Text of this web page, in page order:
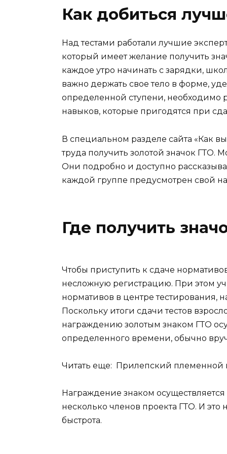
Как добиться
Над тестами работали лучшие
который имеет желание получить
каждое утро начинать с зарядки,
важно держать свое тело в форме,
определенной ступени, необходимо
навыков, которые пригодятся при
В специальном разделе сайта «Как
труда получить золотой значок ГТО.
Они подробно и доступно
каждой группе предусмотрен свой
Где получить
Чтобы приступить к сдаче
несложную регистрацию. При этом
нормативов в центре тестирования,
Поскольку итоги сдачи тестов
награждению золотым знаком ГТО
определенного времени, обычно
Читать еще: Прилепский племенной
Награждение знаком
несколько членов проекта ГТО. И
быстрота.